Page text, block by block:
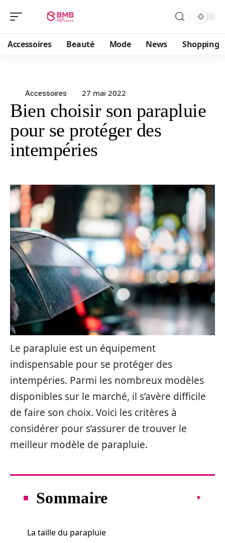
Accessoires Beauté Mode News Shopping
Accessoires 27 mai 2022
Bien choisir son parapluie
pour se protéger des
intempéries
Le parapluie est un équipement
indispensable pour se protéger des
intempéries. Parmi les nombreux modèles
disponibles sur le marché, il s’avère difficile
de faire son choix. Voici les critères à
considérer pour s’assurer de trouver le
meilleur modèle de parapluie.
Sommaire
La taille du parapluie